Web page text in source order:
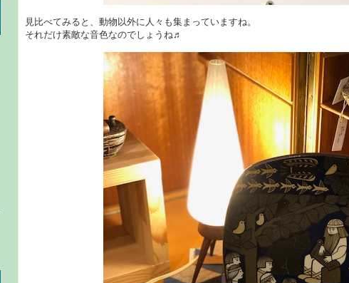
見比べてみると、動物以外に人々も集まっていますね。
それだけ素敵な音色なのでしょうね♬